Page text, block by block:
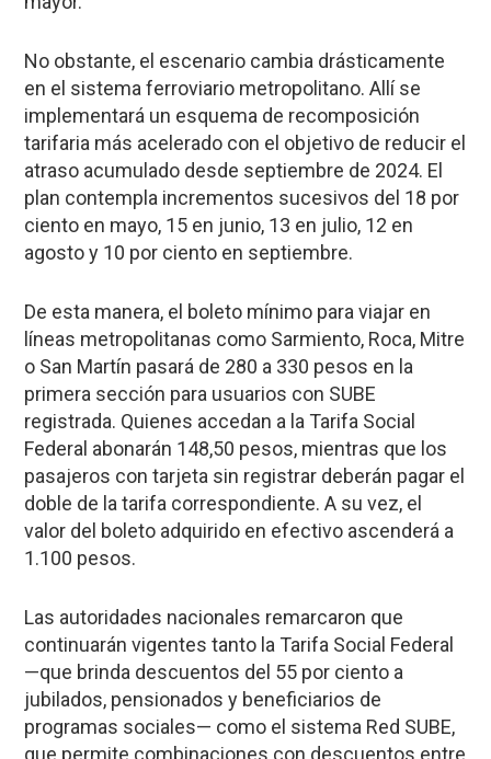
No obstante, el escenario cambia drásticamente
en el sistema ferroviario metropolitano. Allí se
implementará un esquema de recomposición
tarifaria más acelerado con el objetivo de reducir el
atraso acumulado desde septiembre de 2024. El
plan contempla incrementos sucesivos del 18 por
ciento en mayo, 15 en junio, 13 en julio, 12 en
agosto y 10 por ciento en septiembre.
De esta manera, el boleto mínimo para viajar en
líneas metropolitanas como Sarmiento, Roca, Mitre
o San Martín pasará de 280 a 330 pesos en la
primera sección para usuarios con SUBE
registrada. Quienes accedan a la Tarifa Social
Federal abonarán 148,50 pesos, mientras que los
pasajeros con tarjeta sin registrar deberán pagar el
doble de la tarifa correspondiente. A su vez, el
valor del boleto adquirido en efectivo ascenderá a
1.100 pesos.
Las autoridades nacionales remarcaron que
continuarán vigentes tanto la Tarifa Social Federal
—que brinda descuentos del 55 por ciento a
jubilados, pensionados y beneficiarios de
programas sociales— como el sistema Red SUBE,
que permite combinaciones con descuentos entre